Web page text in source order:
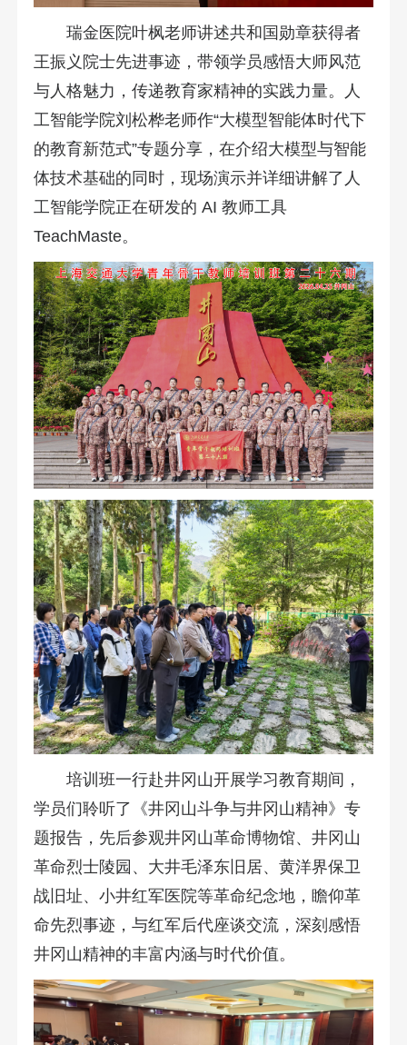
瑞金医院叶枫老师讲述共和国勋章获得者
王振义院士先进事迹，带领学员感悟大师风范
与人格魅力，传递教育家精神的实践力量。人
工智能学院刘松桦老师作“大模型智能体时代下
的教育新范式”专题分享，在介绍大模型与智能
体技术基础的同时，现场演示并详细讲解了人
工智能学院正在研发的 AI 教师工具
TeachMaste。
培训班一行赴井冈山开展学习教育期间，
学员们聆听了《井冈山斗争与井冈山精神》专
题报告，先后参观井冈山革命博物馆、井冈山
革命烈士陵园、大井毛泽东旧居、黄洋界保卫
战旧址、小井红军医院等革命纪念地，瞻仰革
命先烈事迹，与红军后代座谈交流，深刻感悟
井冈山精神的丰富内涵与时代价值。